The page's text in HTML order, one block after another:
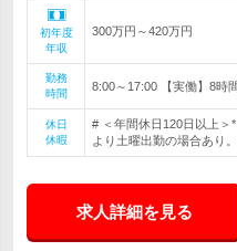
初年度
年収
300万円～420万円
勤務
時間
8:00～17:00 【実働】8時
休日
休暇
# ＜年間休日120日以上
より土曜出勤の場合あり
求人詳細を見る